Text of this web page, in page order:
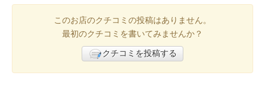
このお店のクチコミの投稿はありません。
最初のクチコミを書いてみませんか？
クチコミを投稿する